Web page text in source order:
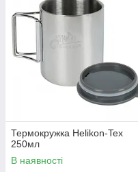
Термокружка Helikon-Tex
250мл
В наявності